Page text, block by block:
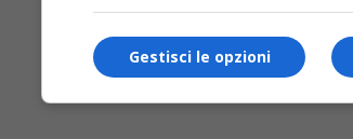
Gestisci le opzioni